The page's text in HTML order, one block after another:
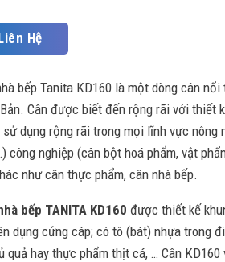
Hệ
bếp Tanita KD160 là một dòng cân
Cân được biết đến rộng rãi với thiết
dụng rộng rãi trong mọi lĩnh vực nông
công nghiệp (cân bột hoá phẩm, vật
như cân thực phẩm, cân nhà bếp.
bếp TANITA KD160 được thiết kế
dụng cứng cáp; có tô (bát) nhựa trong
quả hay thực phẩm thịt cá, … Cân